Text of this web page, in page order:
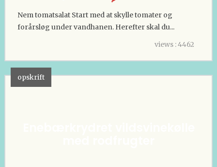
Nem tomatsalat Start med at skylle tomater og
forårsløg under vandhanen. Herefter skal du...
views : 4462
opskrift